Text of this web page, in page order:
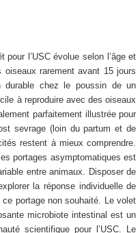
l’USC évolue selon l’âge et
rarement avant 15 jours
durable chez le poussin de un
à reproduire avec des oiseaux
parfaitement illustrée pour
sevrage (loin du partum et de
restent à mieux comprendre.
portages asymptomatiques est
entre animaux. Disposer de
la réponse individuelle de
portage non souhaité. Le volet
microbiote intestinal est un
scientifique pour l’USC. Le